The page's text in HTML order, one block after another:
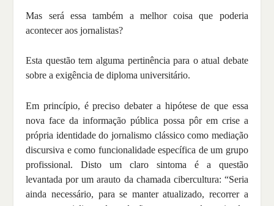
Mas será essa também a melhor coisa que poderia
acontecer aos jornalistas?
Esta questão tem alguma pertinência para o atual debate
sobre a exigência de diploma universitário.
Em princípio, é preciso debater a hipótese de que essa
nova face da informação pública possa pôr em crise a
própria identidade do jornalismo clássico como mediação
discursiva e como funcionalidade específica de um grupo
profissional. Disto um claro sintoma é a questão
levantada por um arauto da chamada cibercultura: “Seria
ainda necessário, para se manter atualizado, recorrer a